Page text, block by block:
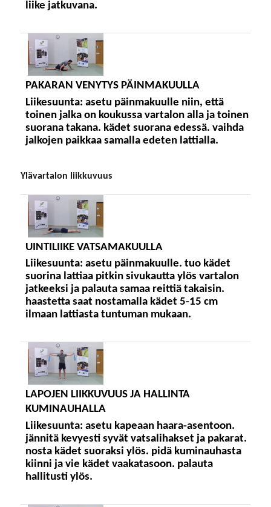
liike jatkuvana.
PAKARAN VENYTYS PÄINMAKUULLA
Liikesuunta:asetu päinmakuulle niin, että
toinen jalka on koukussa vartalon alla ja toinen
suorana takana. kädet suorana edessä. vaihda
jalkojen paikkaa samalla edeten lattialla.
ylävartalon liikkuvuus
UINTILIIKE VATSAMAKUULLA
Liikesuunta:asetu päinmakuulle. tuo kädet
suorina lattiaa pitkin sivukautta ylös vartalon
jatkeeksi ja palauta samaa reittiä takaisin.
haastetta saat nostamalla kädet 5-15 cm
ilmaan lattiasta tuntuman mukaan.
LAPOJEN LIIKKUVUUS JA HALLINTA
KUMINAUHALLA
Liikesuunta:asetu kapeaan haara-asentoon.
jännitä kevyesti syvät vatsalihakset ja pakarat.
nosta kädet suoraksi ylös. pidä kuminauhasta
kiinni ja vie kädet vaakatasoon. palauta
hallitusti ylös.